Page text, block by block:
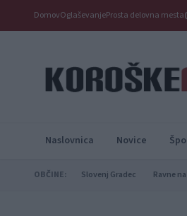
DomovOglaševanjeProsta delovna mesta
Naslovnica Novice
OBČINE: Slovenj Gradec Ravne